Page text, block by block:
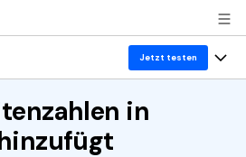
Jetzt testen
in